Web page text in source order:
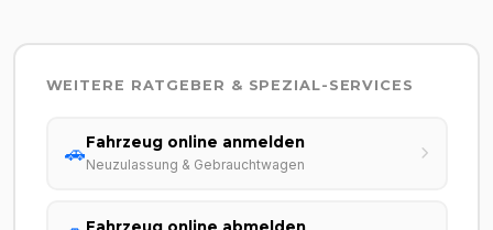
WEITERE RATGEBER & SPEZIAL-SERVICES
🚗Fahrzeug online anmelden
Neuzulassung & Gebrauchtwagen
Fahrzeug online abmelden